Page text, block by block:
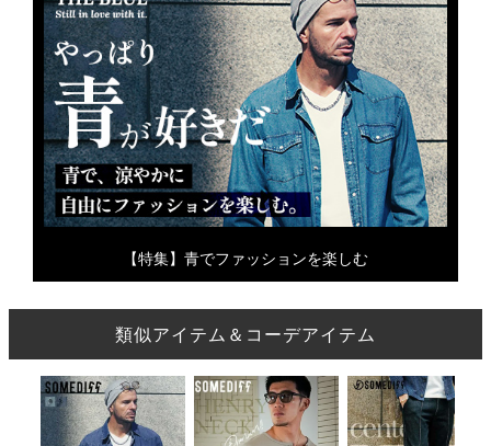
【特集】青でファッションを楽しむ
類似アイテム＆コーデアイテム